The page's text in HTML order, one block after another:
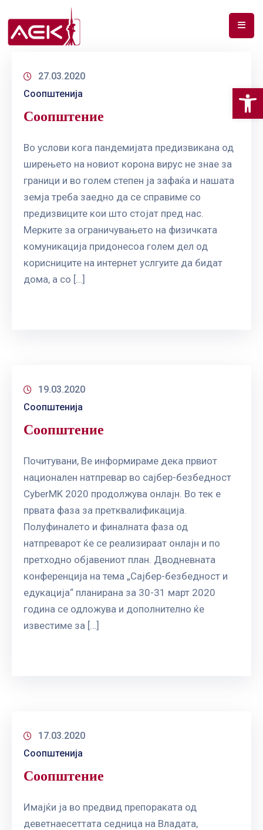
НАС
ДОКУМЕНТИ
ТЕЛЕКОМУНИКАЦИИ
АНАЛИЗА
ГРИЖА
27.03.2020
Соопштенија
Соопштение
Во услови кога пандемијата предизвикана од
ширењето на новиот корона вирус не знае за
граници и во голем степен ја зафаќа и нашата
земја треба заедно да се справиме со
предизвиците кои што стојат пред нас.
Мерките за ограничувањето на физичката
комуникација придонесоа голем дел од
корисниците на интернет услгуите да бидат
дома, а со […]
19.03.2020
Соопштенија
Соопштение
Почитувани, Ве информираме дека првиот
национален натпревар во сајбер-безбедност
CyberMK 2020 продолжува онлајн. Во тек е
првата фаза за претквалификација.
Полуфиналето и финалната фаза од
натпреварот ќе се реализираат онлајн и по
претходно објавениот план. Дводневната
конференција на тема „Сајбер-безбедност и
едукација“ планирана за 30-31 март 2020
година се одложува и дополнително ќе
известиме за […]
17.03.2020
Соопштенија
Соопштение
Имајќи ја во предвид препораката од
деветнаесеттата седница на Владата,